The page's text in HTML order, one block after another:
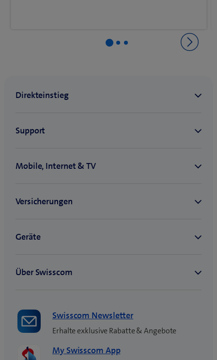
Swisscom Newsletter
Erhalte exklusive Rabatte & Angebote
My Swisscom App